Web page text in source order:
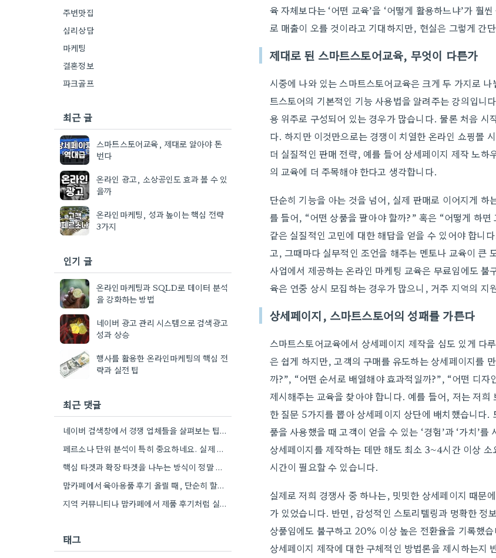
육 자체보다는 ‘어떤 교육’을 ‘어떻게 활용하느냐’가 훨
로 매출이 오를 것이라고 기대하지만, 현실은 그렇게 간
제대로 된 스마트스토어교육, 무엇이 다른가
시중에 나와 있는 스마트스토어교육은 크게 두 가지로
트스토어의 기본적인 기능 사용법을 알려주는 강의입니
용 위주로 구성되어 있는 경우가 많습니다. 물론 처음
다. 하지만 이것만으로는 경쟁이 치열한 온라인 쇼핑몰
더 실질적인 판매 전략, 예를 들어 상세페이지 제작 노
의 교육에 더 주목해야 한다고 생각합니다.
단순히 기능을 아는 것을 넘어, 실제 판매로 이어지게
를 들어, “어떤 상품을 팔아야 할까?” 혹은 “어떻게 하
같은 실질적인 고민에 대한 해답을 얻을 수 있어야 합니
고, 그때마다 실무적인 조언을 해주는 멘토나 교육이 큰
사업에서 제공하는 온라인 마케팅 교육은 무료임에도
육은 연중 상시 모집하는 경우가 많으니, 거주 지역의
상세페이지, 스마트스토어의 성패를 가른다
스마트스토어교육에서 상세페이지 제작을 심도 있게 다
은 쉽게 하지만, 고객의 구매를 유도하는 상세페이지를
까?”, “어떤 순서로 배열해야 효과적일까?”, “어떤 디
제시해주는 교육을 찾아야 합니다. 예를 들어, 저는 저
한 질문 5가지를 뽑아 상세페이지 상단에 배치했습니다
품을 사용했을 때 고객이 얻을 수 있는 ‘경험’과 ‘가치’
상세페이지를 제작하는 데만 해도 최소 3~4시간 이상
시간이 필요할 수 있습니다.
실제로 저희 경쟁사 중 하나는, 밋밋한 상세페이지 때문
가 있었습니다. 반면, 감성적인 스토리텔링과 명확한 정
상품임에도 불구하고 20% 이상 높은 전환율을 기록했
상세페이지 제작에 대한 구체적인 방법론을 제시하는지
주변맛집
심리상담
마케팅
결혼정보
파크골프
최근 글
스마트스토어교육, 제대로 알아야 돈
번다
온라인 광고, 소상공인도 효과 볼 수 있
을까
온라인마케팅, 성과 높이는 핵심 전략
3가지
인기 글
온라인마케팅과 SQLD로 데이터 분석
을 강화하는 방법
네이버 광고 관리 시스템으로 검색광고
성과 상승
행사를 활용한 온라인마케팅의 핵심 전
략과 실전 팁
최근 댓글
네이버 검색창에서 경쟁 업체들을 살펴보는 팁, 정말 유용하네요. 제가 요즘 운영하는 가게의 키워드 광고를 만들…
페르소나 단위 분석이 특히 중요하네요. 실제 소비자들이 어떤 니즈를 가지고 있는지 파악하는 게 광고의 핵심이…
핵심 타겟과 확장 타겟을 나누는 방식이 정말 유용하네요. 특히, 브랜드의 이상적인 고객을 명확히 정의하는 것의…
맘카페에서 육아용품 후기 올릴 때, 단순히 할인율만 강조하면 오히려 '광고'라는 느낌이 강하겠네요.
지역 커뮤니티나 맘카페에서 제품 후기처럼 실제 경험을 공유하는 게 더 효과적이라는 말씀, 정말 공감합니다. 맘카페…
태그